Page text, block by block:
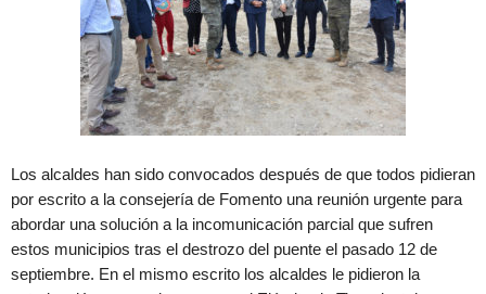
Los alcaldes han sido convocados después de que todos pidieran
por escrito a la consejería de Fomento una reunión urgente para
abordar una solución a la incomunicación parcial que sufren
estos municipios tras el destrozo del puente el pasado 12 de
septiembre. En el mismo escrito los alcaldes le pidieron la